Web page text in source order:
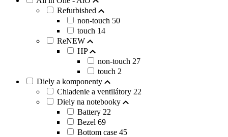
Refurbished
non-touch 50
touch 14
ReNEW
HP
non-touch 27
touch 2
Diely a komponenty
Chladenie a ventilátory 22
Diely na notebooky
Battery 22
Bezel 69
Bottom case 45